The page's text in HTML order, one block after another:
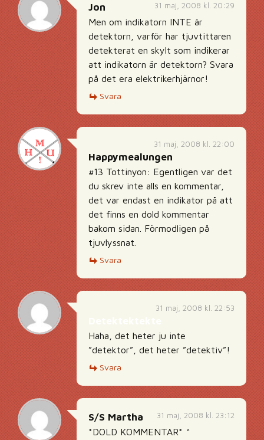
31 maj, 2008 kl. 20:29
Jon
Men om indikatorn INTE är
detektorn, varför har tjuvtittaren
detekterat en skylt som indikerar
att indikatorn är detektorn? Svara
på det era elektrikerhjärnor!
Svara
31 maj, 2008 kl. 22:00
Happymealungen
#13 Tottinyon: Egentligen var det
du skrev inte alls en kommentar,
det var endast en indikator på att
det finns en dold kommentar
bakom sidan. Förmodligen på
tjuvlyssnat.
Svara
31 maj, 2008 kl. 22:53
Haha, det heter ju inte
”detektor”, det heter ”detektiv”!
Svara
31 maj, 2008 kl. 23:12
S/S Martha
*DOLD KOMMENTAR* ^